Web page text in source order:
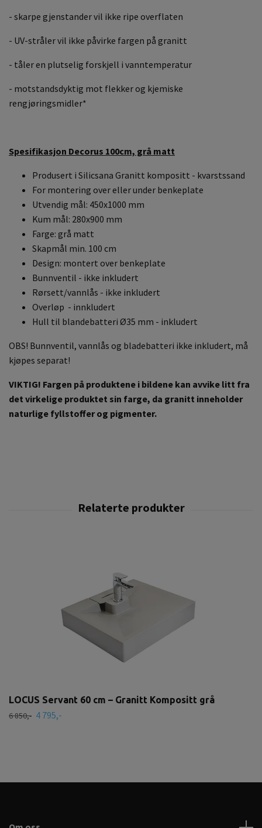
- skarpe gjenstander vil ikke ripe overflaten
- UV-stråler vil ikke påvirke fargen på granitt
- tåler en plutselig forskjell i vanntemperatur
- motstandsdyktig mot flekker og kjemiske
rengjøringsmidler*
Spesifikasjon Decorus 100cm, grå matt
Produsert i Silicsana Granitt kompositt - kvarstssand
For montering over eller under benkeplate
Utvendig mål: 450x1000 mm
Kum mål: 280x900 mm
Farge: grå matt
Skapmål min. 100 cm
Design: montert over benkeplate
Bunnventil - ikke inkludert
Rørsett/vannlås - ikke inkludert
Overløp - innkludert
Hull til blandebatteri Ø35 mm - inkludert
OBS! Bunnventil, vannlås og bladebatteri ikke inkludert, må
kjøpes separat!
VIKTIG! Fargen på produktene i bildene kan avvike litt fra
det virkelige produktet sin farge, da granitt inneholder
naturlige fyllstoffer og pigmenter.
LOCUS Servant 60 cm – Granitt Kompositt grå
6 850,- 4 795,-